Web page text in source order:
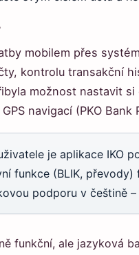
mobilem přes
kontrolu transakční
možnost nastavit
navigací (PKO
je aplikace IKO
funkce (BLIK,
podporu v češtině
funkční, ale jazyková